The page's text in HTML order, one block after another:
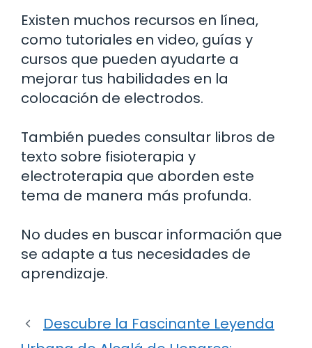
Existen muchos recursos en línea,
como tutoriales en video, guías y
cursos que pueden ayudarte a
mejorar tus habilidades en la
colocación de electrodos.
También puedes consultar libros de
texto sobre fisioterapia y
electroterapia que aborden este
tema de manera más profunda.
No dudes en buscar información que
se adapte a tus necesidades de
aprendizaje.
Descubre la Fascinante Leyenda